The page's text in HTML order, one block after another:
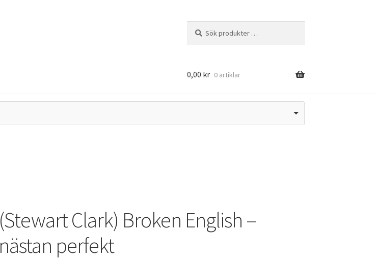
efter:
0,00 kr 0 artiklar
(Stewart Clark) Broken English –
nästan perfekt